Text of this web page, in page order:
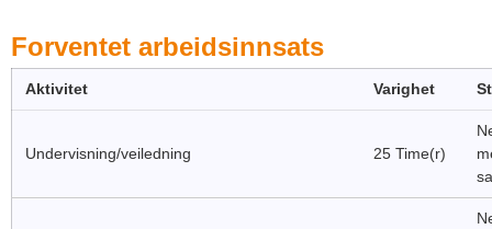
Forventet arbeidsinnsats
Aktivitet Varighet
Undervisning/veiledning 25 Time(r)